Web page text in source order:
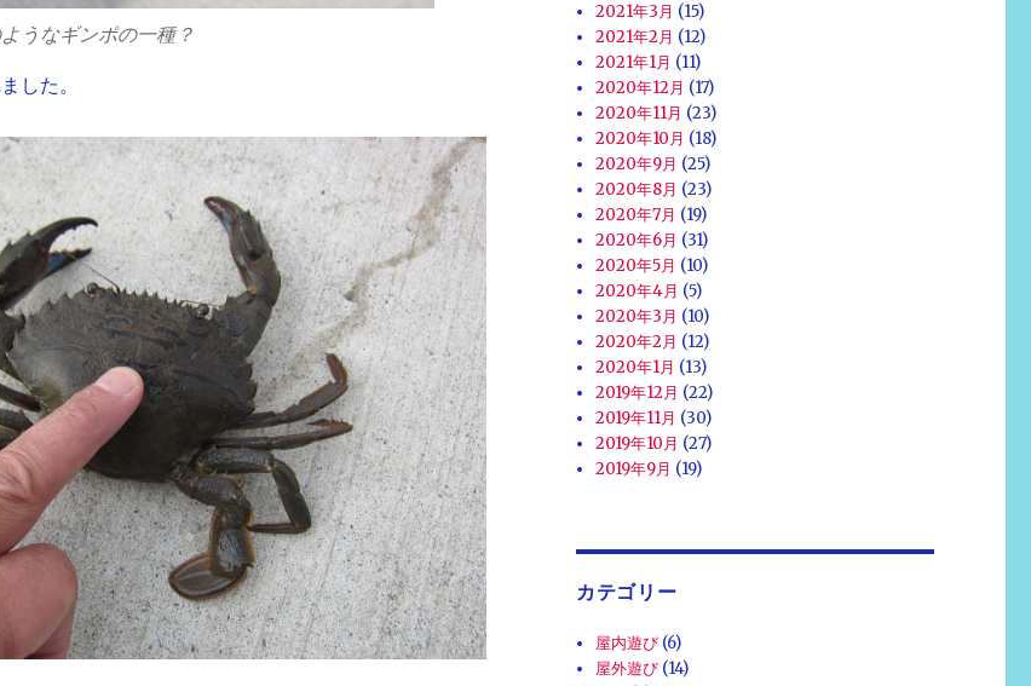
うなギンポの一種？
した。
2021年3月 (15)
2021年2月 (12)
2021年1月 (11)
2020年12月 (17)
2020年11月 (23)
2020年10月 (18)
2020年9月 (25)
2020年8月 (23)
2020年7月 (19)
2020年6月 (31)
2020年5月 (10)
2020年4月 (5)
2020年3月 (10)
2020年2月 (12)
2020年1月 (13)
2019年12月 (22)
2019年11月 (30)
2019年10月 (27)
2019年9月 (19)
カテゴリー
屋内遊び (6)
屋外遊び (14)